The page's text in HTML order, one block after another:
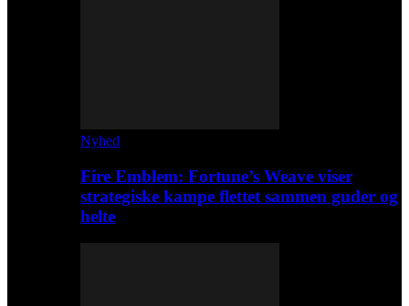
Nyhed
Fire Emblem: Fortune’s Weave viser
strategiske kampe flettet sammen guder og
helte